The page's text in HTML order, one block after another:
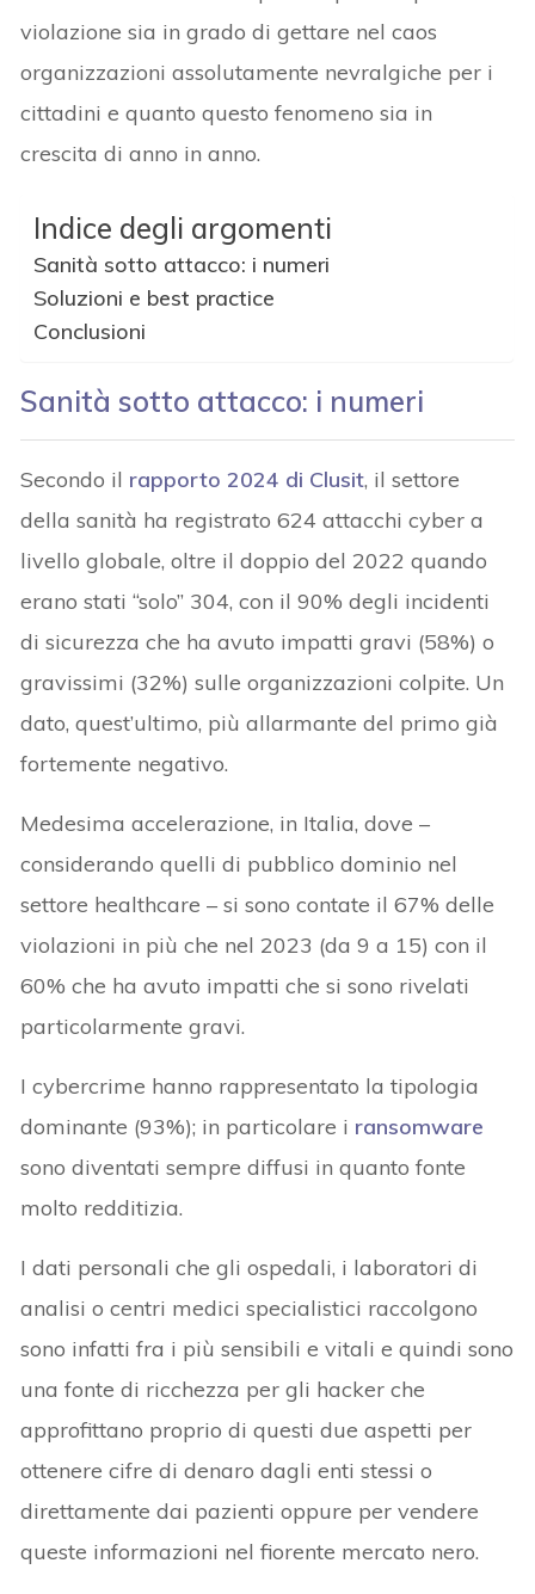
violazione sia in grado di gettare nel caos
organizzazioni assolutamente nevralgiche per i
cittadini e quanto questo fenomeno sia in
crescita di anno in anno.
Indice degli argomenti
Sanità sotto attacco: i numeri
Soluzioni e best practice
Conclusioni
Sanità sotto attacco: i numeri
Secondo il rapporto 2024 di Clusit, il settore
della sanità ha registrato 624 attacchi cyber a
livello globale, oltre il doppio del 2022 quando
erano stati “solo” 304, con il 90% degli incidenti
di sicurezza che ha avuto impatti gravi (58%) o
gravissimi (32%) sulle organizzazioni colpite. Un
dato, quest’ultimo, più allarmante del primo già
fortemente negativo.
Medesima accelerazione, in Italia, dove –
considerando quelli di pubblico dominio nel
settore healthcare – si sono contate il 67% delle
violazioni in più che nel 2023 (da 9 a 15) con il
60% che ha avuto impatti che si sono rivelati
particolarmente gravi.
I cybercrime hanno rappresentato la tipologia
dominante (93%); in particolare i ransomware
sono diventati sempre diffusi in quanto fonte
molto redditizia.
I dati personali che gli ospedali, i laboratori di
analisi o centri medici specialistici raccolgono
sono infatti fra i più sensibili e vitali e quindi sono
una fonte di ricchezza per gli hacker che
approfittano proprio di questi due aspetti per
ottenere cifre di denaro dagli enti stessi o
direttamente dai pazienti oppure per vendere
queste informazioni nel fiorente mercato nero.